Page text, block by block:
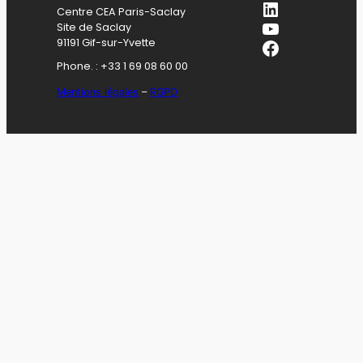
Centre CEA Paris-Saclay
Site de Saclay
91191 Gif-sur-Yvette
Phone. : +33 1 69 08 60 00
Mentions légales – RGPD
LinkedIn
YouTube
Facebook